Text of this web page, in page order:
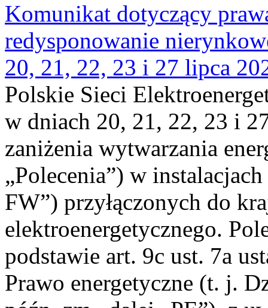
Komunikat dotyczący
redysponowanie
20, 21, 22, 23 i 27 lipca
Polskie Sieci
w dniach 20, 21, 22, 23 i
zaniżenia wytwarzania
„Polecenia”) w
FW”) przyłączonych do
elektroenergetycznego.
podstawie art. 9c ust. 7a
Prawo energetyczne (t. j.